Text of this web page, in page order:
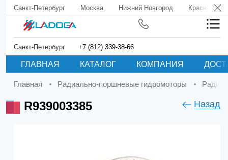
Санкт-Петербург Москва Нижний Новгород Краснодар
Санкт-Петербург +7 (812) 339-38-66
ГЛАВНАЯ КАТАЛОГ КОМПАНИЯ
Главная Радиально-поршневые гидромоторы
R939003385 Назад